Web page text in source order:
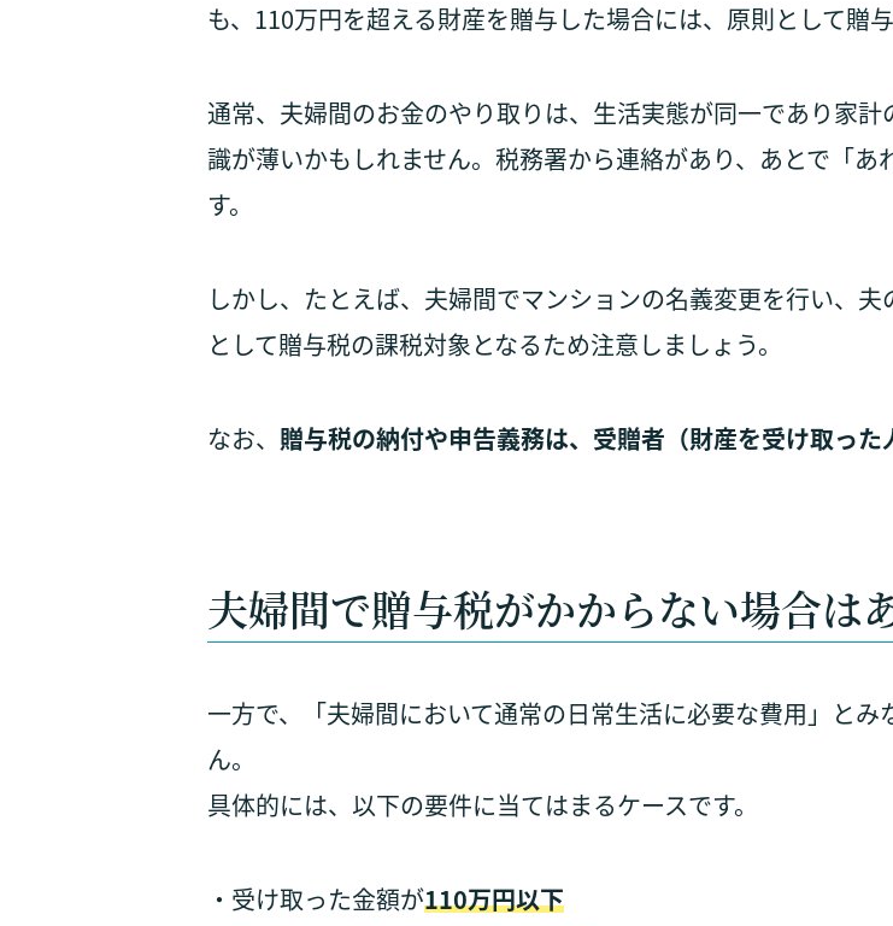
も、110万円を超える財産を贈与した場合には、原則として贈与
通常、夫婦間のお金のやり取りは、生活実態が同一であり家
識が薄いかもしれません。税務署から連絡があり、あとで「
す。
しかし、たとえば、夫婦間でマンションの名義変更を行い、
として贈与税の課税対象となるため注意しましょう。
なお、 贈与税の納付や申告義務は、受贈者（財産を受け取った
夫婦間で贈与税がかからない場合は
一方で、「夫婦間において通常の日常生活に必要な費用」と
ん。
具体的には、以下の要件に当てはまるケースです。
・受け取った金額が110万円以下